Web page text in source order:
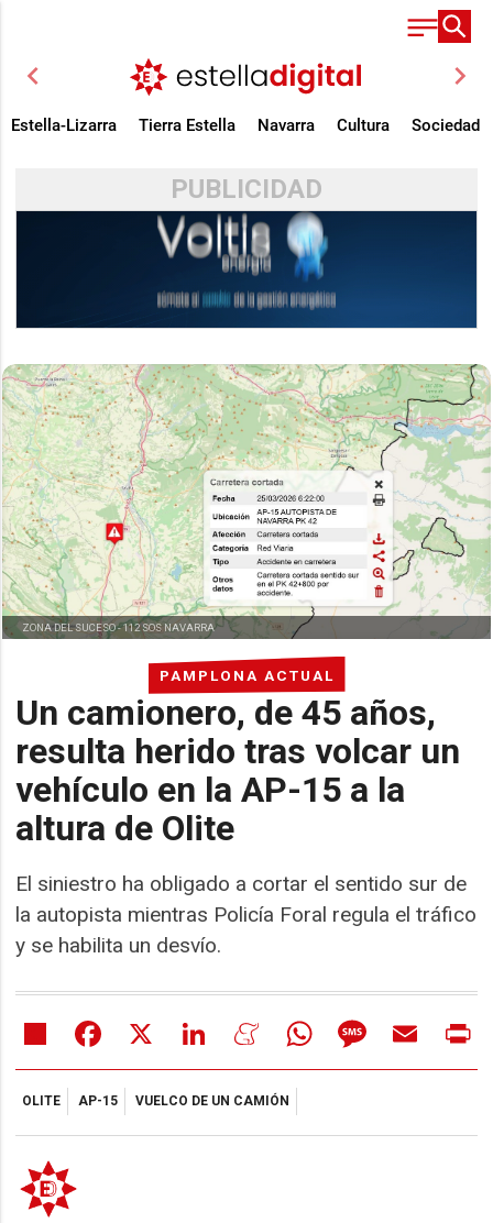
chevron_left chevron_right
Estella-Lizarra Tierra Estella Navarra Cultura Sociedad
PUBLICIDAD
PAMPLONA ACTUAL
Un camionero, de 45 años,
resulta herido tras volcar un
vehículo en la AP-15 a la
altura de Olite
El siniestro ha obligado a cortar el sentido sur de
la autopista mientras Policía Foral regula el tráfico
y se habilita un desvío.
ZONA DEL SUCESO -112 SOS NAVARRA
Share Facebook LinkedIn MeneameWhatsAppMessageEmail
OLITE AP-15 VUELCO DE UN CAMIÓN